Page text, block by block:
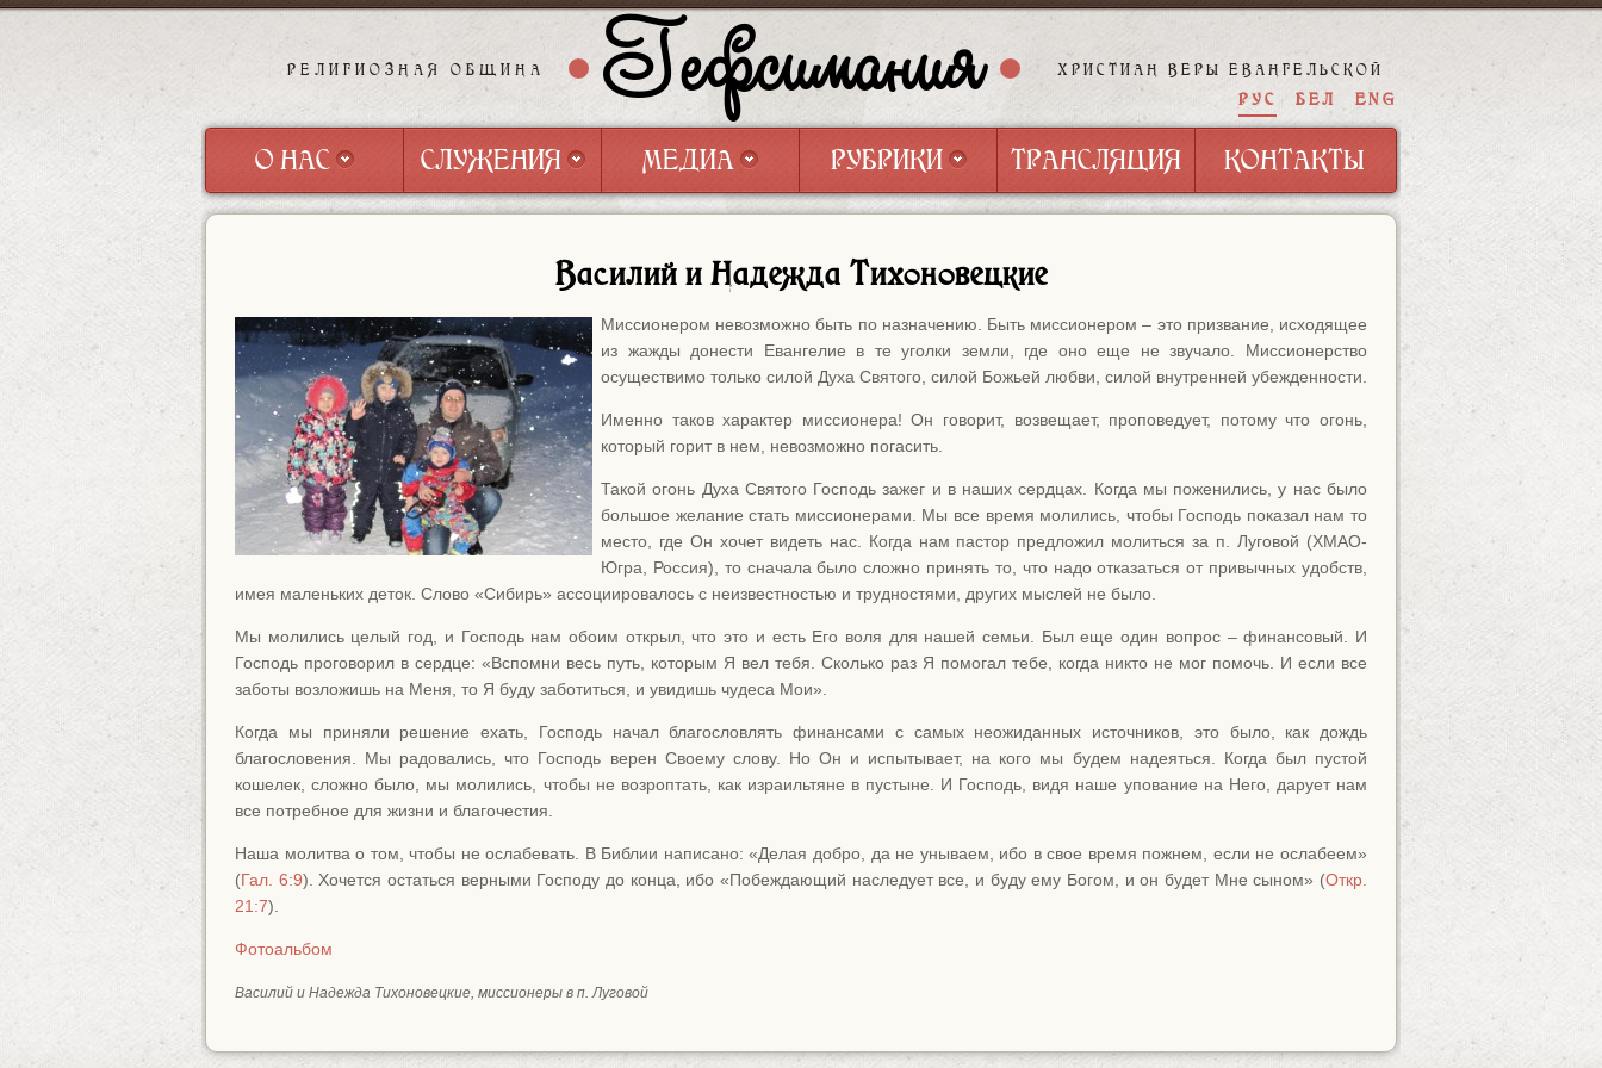
РЕЛИГИОЗНАЯ ОБЩИНА Гефсимания ХРИСТИАН ВЕРЫ ЕВАНГЕЛЬСКОЙ
РУС БЕЛ ENG
О НАС
СЛУЖЕНИЯ
СЛУЖЕНИЯ
МЕДИА
МЕДИА
РУБРИКИ
РУБРИКИ
ТРАНСЛЯЦИЯ
ТРАНСЛЯЦИЯ
КОНТАКТЫ
КОНТАКТЫ
Василий и Надежда Тихоновецкие
Миссионером невозможно быть по назначению. Быть миссионером – это призвание, исходящее
из жажды донести Евангелие в те уголки земли, где оно еще не звучало. Миссионерство
осуществимо только силой Духа Святого, силой Божьей любви, силой внутренней убежденности.
Именно таков характер миссионера! Он говорит, возвещает, проповедует, потому что огонь,
который горит в нем, невозможно погасить.
Такой огонь Духа Святого Господь зажег и в наших сердцах. Когда мы поженились, у нас было
большое желание стать миссионерами. Мы все время молились, чтобы Господь показал нам то
место, где Он хочет видеть нас. Когда нам пастор предложил молиться за п. Луговой (ХМАО-
Югра, Россия), то сначала было сложно принять то, что надо отказаться от привычных удобств,
имея маленьких деток. Слово «Сибирь» ассоциировалось с неизвестностью и трудностями, других мыслей не было.
Мы молились целый год, и Господь нам обоим открыл, что это и есть Его воля для нашей семьи. Был еще один вопрос – финансовый. И
Господь проговорил в сердце: «Вспомни весь путь, которым Я вел тебя. Сколько раз Я помогал тебе, когда никто не мог помочь. И если все
заботы возложишь на Меня, то Я буду заботиться, и увидишь чудеса Мои».
Когда мы приняли решение ехать, Господь начал благословлять финансами с самых неожиданных источников, это было, как дождь
благословения. Мы радовались, что Господь верен Своему слову. Но Он и испытывает, на кого мы будем надеяться. Когда был пустой
кошелек, сложно было, мы молились, чтобы не возроптать, как израильтяне в пустыне. И Господь, видя наше упование на Него, дарует нам
все потребное для жизни и благочестия.
Наша молитва о том, чтобы не ослабевать. В Библии написано: «Делая добро, да не унываем, ибо в свое время пожнем, если не ослабеем»
(Гал. 6:9). Хочется остаться верными Господу до конца, ибо «Побеждающий наследует все, и буду ему Богом, и он будет Мне сыном» (Откр.
21:7).
Фотоальбом
Василий и Надежда Тихоновецкие, миссионеры в п. Луговой